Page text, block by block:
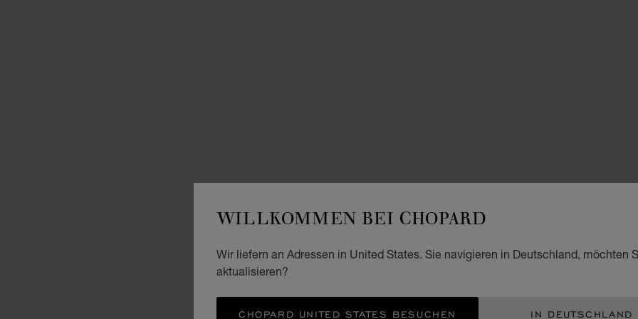
WILLKOMMEN BEI CHOPARD
Wir liefern an Adressen in United States. Sie navigieren in Deutschland, möchten
aktualisieren?
CHOPARD UNITED STATES BESUCHEN IN DEUTSCHLAND